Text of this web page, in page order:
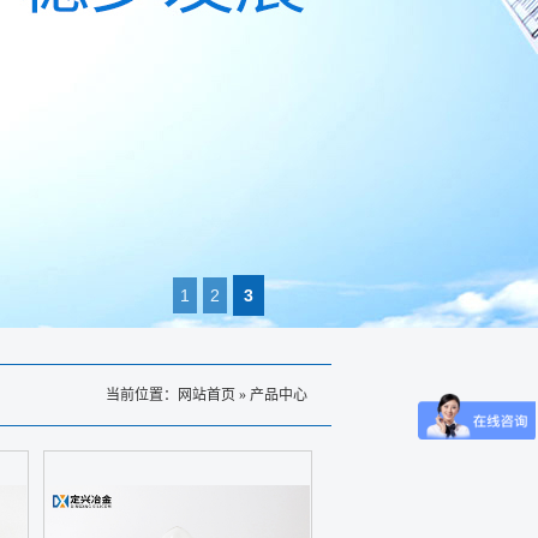
1 2 3
当前位置： 网站首页 » 产品中心